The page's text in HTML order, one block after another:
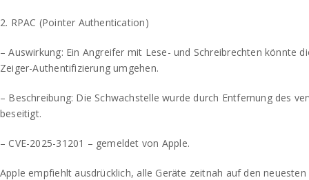
2. RPAC (Pointer Authentication)
– Auswirkung: Ein Angreifer mit Lese- und Schreibrechten könnte
Zeiger-Authentifizierung umgehen.
– Beschreibung: Die Schwachstelle wurde durch Entfernung des
beseitigt.
– CVE-2025-31201 – gemeldet von Apple.
Apple empfiehlt ausdrücklich, alle Geräte zeitnah auf den neuesten